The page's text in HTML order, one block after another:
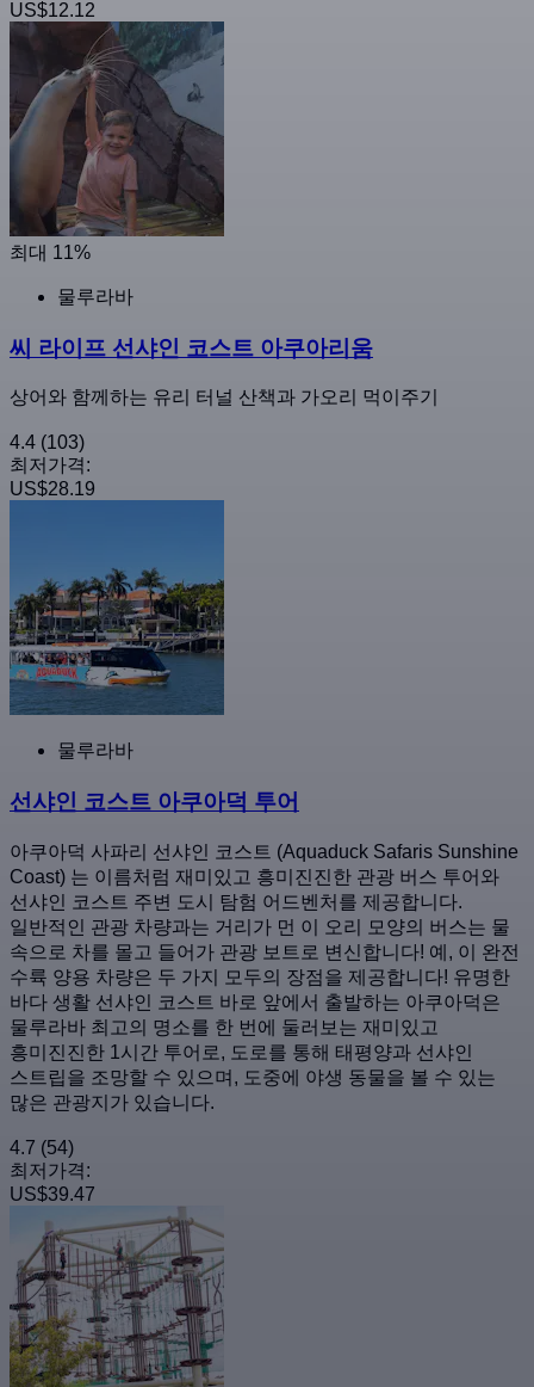
US$12.12
최대 11%
물루라바
씨 라이프 선샤인 코스트 아쿠아리움
상어와 함께하는 유리 터널 산책과 가오리 먹이주기
4.4 (103)
최저가격:
US$28.19
물루라바
선샤인 코스트 아쿠아덕 투어
아쿠아덕 사파리 선샤인 코스트 (Aquaduck Safaris Sunshine
Coast) 는 이름처럼 재미있고 흥미진진한 관광 버스 투어와
선샤인 코스트 주변 도시 탐험 어드벤처를 제공합니다.
일반적인 관광 차량과는 거리가 먼 이 오리 모양의 버스는 물
속으로 차를 몰고 들어가 관광 보트로 변신합니다! 예, 이 완전
수륙 양용 차량은 두 가지 모두의 장점을 제공합니다! 유명한
바다 생활 선샤인 코스트 바로 앞에서 출발하는 아쿠아덕은
물루라바 최고의 명소를 한 번에 둘러보는 재미있고
흥미진진한 1시간 투어로, 도로를 통해 태평양과 선샤인
스트립을 조망할 수 있으며, 도중에 야생 동물을 볼 수 있는
많은 관광지가 있습니다.
4.7 (54)
최저가격:
US$39.47